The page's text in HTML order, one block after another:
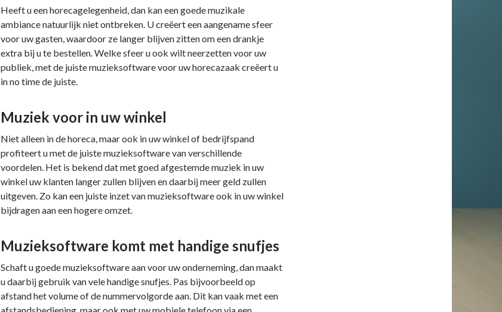
Heeft u een horecagelegenheid, dan kan een goede muzikale
ambiance natuurlijk niet ontbreken. U creëert een aangename sfeer
voor uw gasten, waardoor ze langer blijven zitten om een drankje
extra bij u te bestellen. Welke sfeer u ook wilt neerzetten voor uw
publiek, met de juiste muzieksoftware voor uw horecazaak creëert u
in no time de juiste.
Muziek voor in uw winkel
Niet alleen in de horeca, maar ook in uw winkel of bedrijfspand
profiteert u met de juiste muzieksoftware van verschillende
voordelen. Het is bekend dat met goed afgestemde muziek in uw
winkel uw klanten langer zullen blijven en daarbij meer geld zullen
uitgeven. Zo kan een juiste inzet van muzieksoftware ook in uw winkel
bijdragen aan een hogere omzet.
Muzieksoftware komt met handige snufjes
Schaft u goede muzieksoftware aan voor uw onderneming, dan maakt
u daarbij gebruik van vele handige snufjes. Pas bijvoorbeeld op
afstand het volume of de nummervolgorde aan. Dit kan vaak met een